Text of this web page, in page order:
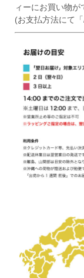
ィーにお買い物が
(お支払方法にて